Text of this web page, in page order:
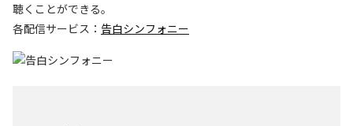
聴くことができる。
各配信サービス： 告白シンフォニー